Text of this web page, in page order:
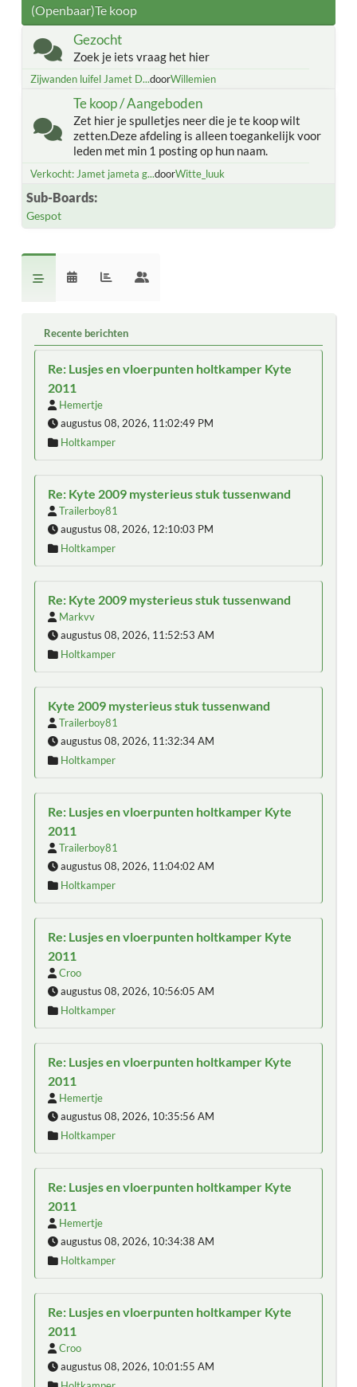
(Openbaar)Te koop
Gezocht
Zoek je iets vraag het hier
Zijwanden luifel Jamet D...doorWillemien
Te koop / Aangeboden
Zet hier je spulletjes neer die je te koop wilt
zetten.Deze afdeling is alleen toegankelijk voor
leden met min 1 posting op hun naam.
Verkocht: Jamet jameta g...doorWitte_luuk
Sub-Boards
Gespot
Recente berichten
Re: Lusjes en vloerpunten holtkamper Kyte
2011
Hemertje
augustus 08, 2026, 11:02:49 PM
Holtkamper
Re: Kyte 2009 mysterieus stuk tussenwand
Trailerboy81
augustus 08, 2026, 12:10:03 PM
Holtkamper
Re: Kyte 2009 mysterieus stuk tussenwand
Markvv
augustus 08, 2026, 11:52:53 AM
Holtkamper
Kyte 2009 mysterieus stuk tussenwand
Trailerboy81
augustus 08, 2026, 11:32:34 AM
Holtkamper
Re: Lusjes en vloerpunten holtkamper Kyte
2011
Trailerboy81
augustus 08, 2026, 11:04:02 AM
Holtkamper
Re: Lusjes en vloerpunten holtkamper Kyte
2011
Croo
augustus 08, 2026, 10:56:05 AM
Holtkamper
Re: Lusjes en vloerpunten holtkamper Kyte
2011
Hemertje
augustus 08, 2026, 10:35:56 AM
Holtkamper
Re: Lusjes en vloerpunten holtkamper Kyte
2011
Hemertje
augustus 08, 2026, 10:34:38 AM
Holtkamper
Re: Lusjes en vloerpunten holtkamper Kyte
2011
Croo
augustus 08, 2026, 10:01:55 AM